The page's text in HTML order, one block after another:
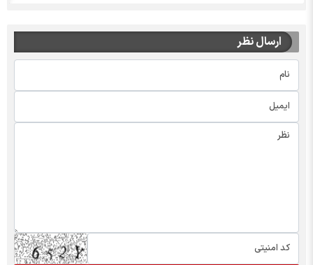
ارسال نظر